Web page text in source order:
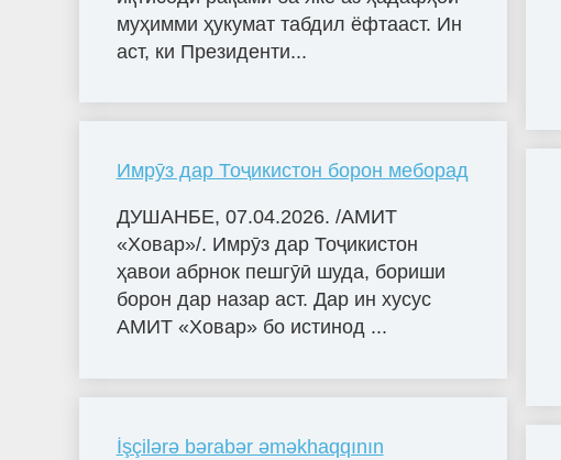
муҳимми ҳукумат табдил ёфтааст. Ин
аст, ки Президенти...
Имрӯз дар Тоҷикистон борон меборад
ДУШАНБЕ, 07.04.2026. /АМИТ
«Ховар»/. Имрӯз дар Тоҷикистон
ҳавои абрнок пешгӯӣ шуда, бориши
борон дар назар аст. Дар ин хусус
АМИТ «Ховар» бо истинод ...
İşçilərə bərabər əməkhaqqının